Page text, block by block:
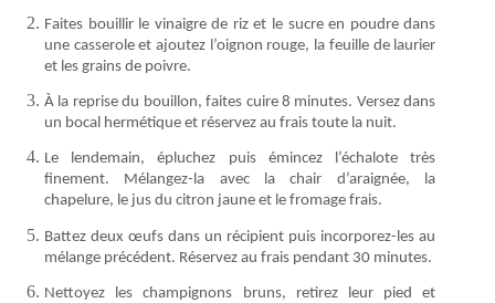
Faites bouillir le vinaigre de riz et le sucre en poudre dans
une casserole et ajoutez l’oignon rouge, la feuille de laurier
et les grains de poivre.
À la reprise du bouillon, faites cuire 8 minutes. Versez dans
un bocal hermétique et réservez au frais toute la nuit.
Le lendemain, épluchez puis émincez l’échalote très
finement. Mélangez-la avec la chair d’araignée, la
chapelure, le jus du citron jaune et le fromage frais.
Battez deux œufs dans un récipient puis incorporez-les au
mélange précédent. Réservez au frais pendant 30 minutes.
Nettoyez les champignons bruns, retirez leur pied et